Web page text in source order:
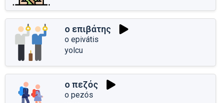
ο επιβάτης
o epivátis
yolcu
ο πεζός
o pezós